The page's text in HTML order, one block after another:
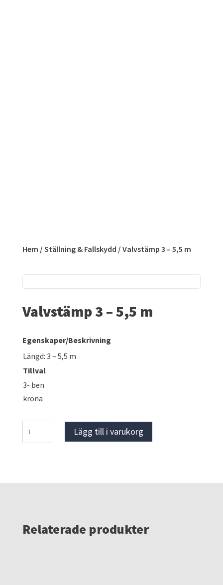
Hem / Ställning & Fallskydd / Valvstämp 3 – 5,5 m
Valvstämp 3 – 5,5 m
Egenskaper/Beskrivning
Längd: 3 – 5,5 m
Tillval
3- ben
krona
Lägg till i varukorg
Relaterade produkter